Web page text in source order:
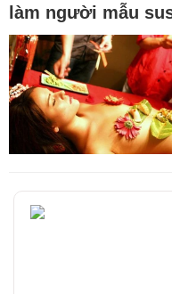
làm người mẫu